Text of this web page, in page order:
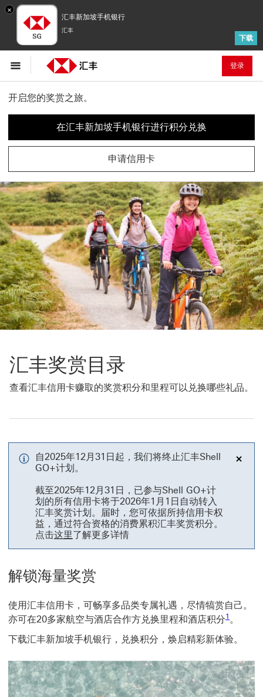
×
汇丰新加坡手机银行
汇丰
下载
登录
开启您的奖赏之旅。
在汇丰新加坡手机银行进行积分兑换
申请信用卡
汇丰奖赏目录
查看汇丰信用卡赚取的奖赏积分和里程可以兑换哪些礼品。
自2025年12月31日起，我们将终止汇丰Shell
GO+计划。
截至2025年12月31日，已参与Shell GO+计
划的所有信用卡将于2026年1月1日自动转入
汇丰奖赏计划。届时，您可依据所持信用卡权
益，通过符合资格的消费累积汇丰奖赏积分。
点击这里这里 打开重要信息页面
了解更多详情
解锁海量奖赏
使用汇丰信用卡，可畅享多品类专属礼遇，尽情犒赏自己。
亦可在20多家航空与酒店合作方兑换里程和酒店积分1
脚注链接 1
。
下载汇丰新加坡手机银行，兑换积分，焕启精彩新体验。